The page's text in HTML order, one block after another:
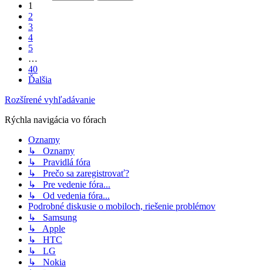
1
2
3
4
5
…
40
Ďalšia
Rozšírené vyhľadávanie
Rýchla navigácia vo fórach
Oznamy
↳ Oznamy
↳ Pravidlá fóra
↳ Prečo sa zaregistrovať?
↳ Pre vedenie fóra...
↳ Od vedenia fóra...
Podrobné diskusie o mobiloch, riešenie problémov
↳ Samsung
↳ Apple
↳ HTC
↳ LG
↳ Nokia